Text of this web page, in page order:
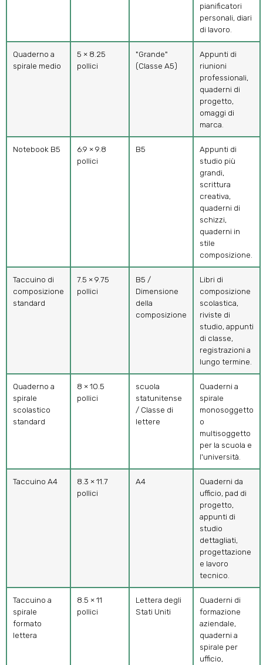
pianificatori
personali, diari
di lavoro.
Quaderno a
spirale medio
5 × 8.25
pollici
"Grande"
(Classe A5)
Appunti di
riunioni
professionali,
quaderni di
progetto,
omaggi di
marca.
Notebook B5
6.9 × 9.8
pollici
B5
Appunti di
studio più
grandi,
scrittura
creativa,
quaderni di
schizzi,
quaderni in
stile
composizione.
Taccuino di
composizione
standard
7.5 × 9.75
pollici
B5 /
Dimensione
della
composizione
Libri di
composizione
scolastica,
riviste di
studio, appunti
di classe,
registrazioni a
lungo termine.
Quaderno a
spirale
scolastico
standard
8 × 10.5
pollici
scuola
statunitense
/ Classe di
lettere
Quaderni a
spirale
monosoggetto
o
multisoggetto
per la scuola e
l'università.
Taccuino A4
8.3 × 11.7
pollici
A4
Quaderni da
ufficio, pad di
progetto,
appunti di
studio
dettagliati,
progettazione
e lavoro
tecnico.
Taccuino a
spirale
formato
lettera
8.5 × 11
pollici
Lettera degli
Stati Uniti
Quaderni di
formazione
aziendale,
quaderni a
spirale per
ufficio,